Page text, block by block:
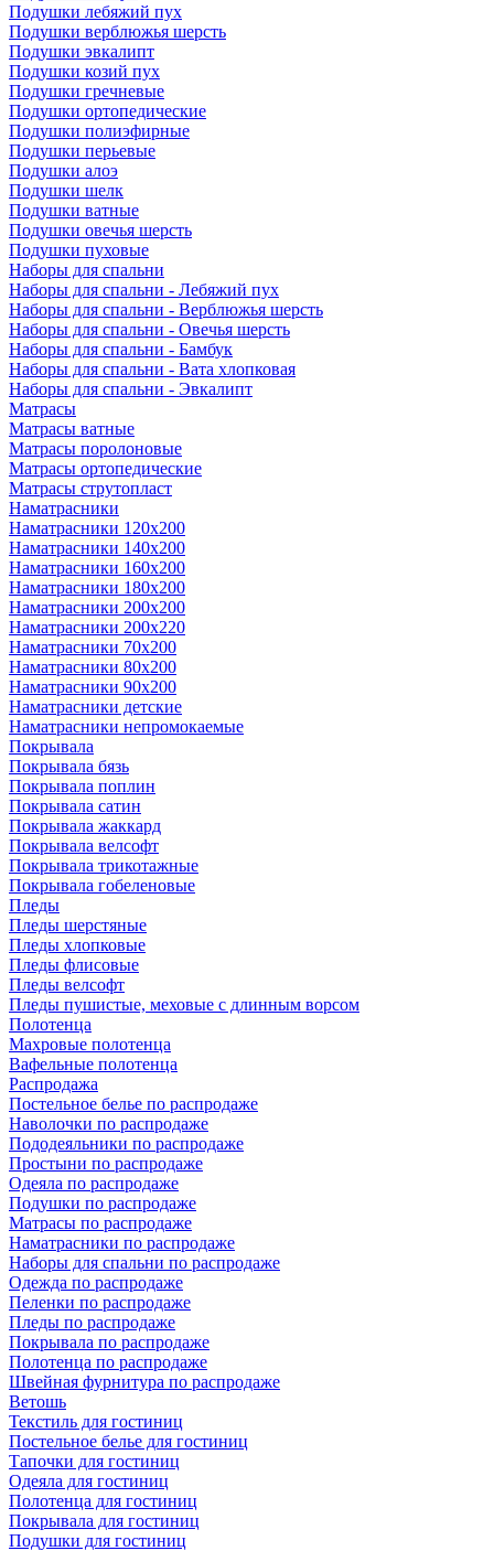
Подушки лебяжий пух
Подушки верблюжья шерсть
Подушки эвкалипт
Подушки козий пух
Подушки гречневые
Подушки ортопедические
Подушки полиэфирные
Подушки перьевые
Подушки алоэ
Подушки шелк
Подушки ватные
Подушки овечья шерсть
Подушки пуховые
Наборы для спальни
Наборы для спальни - Лебяжий пух
Наборы для спальни - Верблюжья шерсть
Наборы для спальни - Овечья шерсть
Наборы для спальни - Бамбук
Наборы для спальни - Вата хлопковая
Наборы для спальни - Эвкалипт
Матрасы
Матрасы ватные
Матрасы поролоновые
Матрасы ортопедические
Матрасы струтопласт
Наматрасники
Наматрасники 120х200
Наматрасники 140х200
Наматрасники 160х200
Наматрасники 180х200
Наматрасники 200х200
Наматрасники 200х220
Наматрасники 70х200
Наматрасники 80х200
Наматрасники 90х200
Наматрасники детские
Наматрасники непромокаемые
Покрывала
Покрывала бязь
Покрывала поплин
Покрывала сатин
Покрывала жаккард
Покрывала велсофт
Покрывала трикотажные
Покрывала гобеленовые
Пледы
Пледы шерстяные
Пледы хлопковые
Пледы флисовые
Пледы велсофт
Пледы пушистые, меховые с длинным ворсом
Полотенца
Махровые полотенца
Вафельные полотенца
Распродажа
Постельное белье по распродаже
Наволочки по распродаже
Пододеяльники по распродаже
Простыни по распродаже
Одеяла по распродаже
Подушки по распродаже
Матрасы по распродаже
Наматрасники по распродаже
Наборы для спальни по распродаже
Одежда по распродаже
Пеленки по распродаже
Пледы по распродаже
Покрывала по распродаже
Полотенца по распродаже
Швейная фурнитура по распродаже
Ветошь
Текстиль для гостиниц
Постельное белье для гостиниц
Тапочки для гостиниц
Одеяла для гостиниц
Полотенца для гостиниц
Покрывала для гостиниц
Подушки для гостиниц